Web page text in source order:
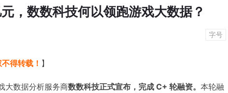
，数数科技何以领跑游戏大数据？
字号
得转载！ 】
大数据分析服务商数数科技正式宣布，完成 C+ 轮融资。 本轮融